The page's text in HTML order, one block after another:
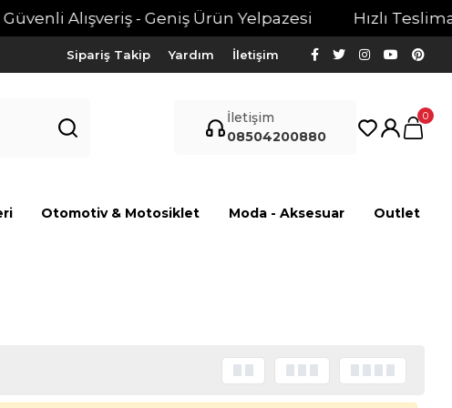
Alışveriş - Geniş Ürün Yelpazesi Hızlı
Sipariş Takip Yardım İletişim
İletişim
08504200880
0
Otomotiv & Motosiklet Moda - Aksesuar Outlet